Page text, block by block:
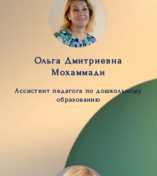
Ольга Дмитриевна
Мохаммади
Ассистент педагога по дошкольному
образованию